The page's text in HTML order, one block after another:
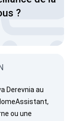
?
Derevnia au
ou une